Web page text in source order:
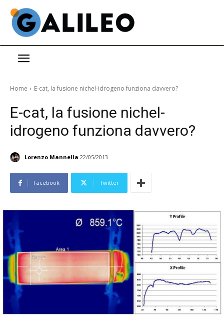
Home E-cat, la fusione nichel-idrogeno funziona davvero?
E-cat, la fusione nichel-
idrogeno funziona davvero?
Lorenzo Mannella 22/05/2013
Facebook Twitter